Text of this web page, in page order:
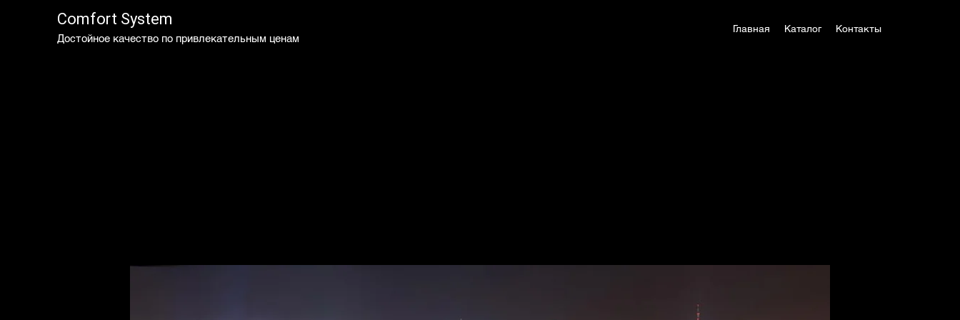
Comfort System
Достойное качество по привлекательным ценам
Главная Каталог Контакты